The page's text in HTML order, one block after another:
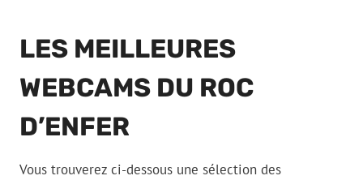
LES MEILLEURES
WEBCAMS DU ROC
D’ENFER
Vous trouverez ci-dessous une sélection des